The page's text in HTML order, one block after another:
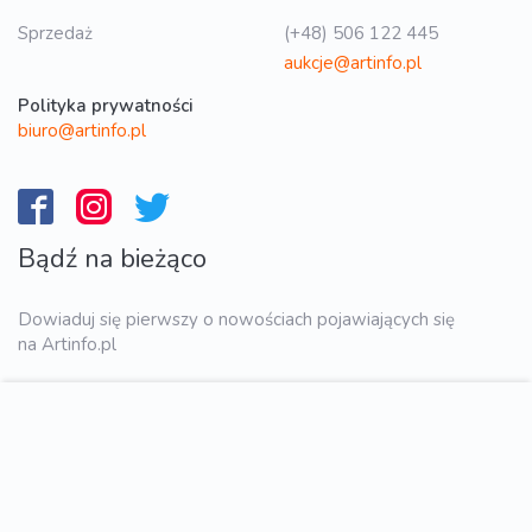
Sprzedaż
(+48) 506 122 445
aukcje@artinfo.pl
Polityka prywatności
biuro@artinfo.pl
Bądź na bieżąco
Dowiaduj się pierwszy o nowościach pojawiających się
na Artinfo.pl